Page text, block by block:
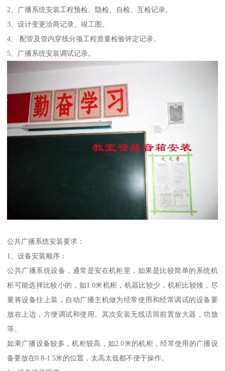
2、广播系统安装工程预检、隐检、自检、互检记录。
3、设计变更洽商记录、竣工图。
4、 配管及管内穿线分项工程质量检验评定记录。
5、广播系统安装调试记录。
公共广播系统安装要求：
1、设备安装顺序：
公共广播系统设备，通常是安在机柜里，如果是比较简单的系统机
柜可能选择比较小的，如1.0米机柜，机器比较少，机柜比较矮，尽
量将设备往上装，自动广播主机做为经常使用和经常调试的设备要
放在上边，方便调试和使用。其次安装无线话筒前置放大器，功放
等。
如果广播设备较多，机柜较高，如2.0米的机柜，经常使用的广播设
备要放在0.8-1.5米的位置，太高太低都不便于操作。